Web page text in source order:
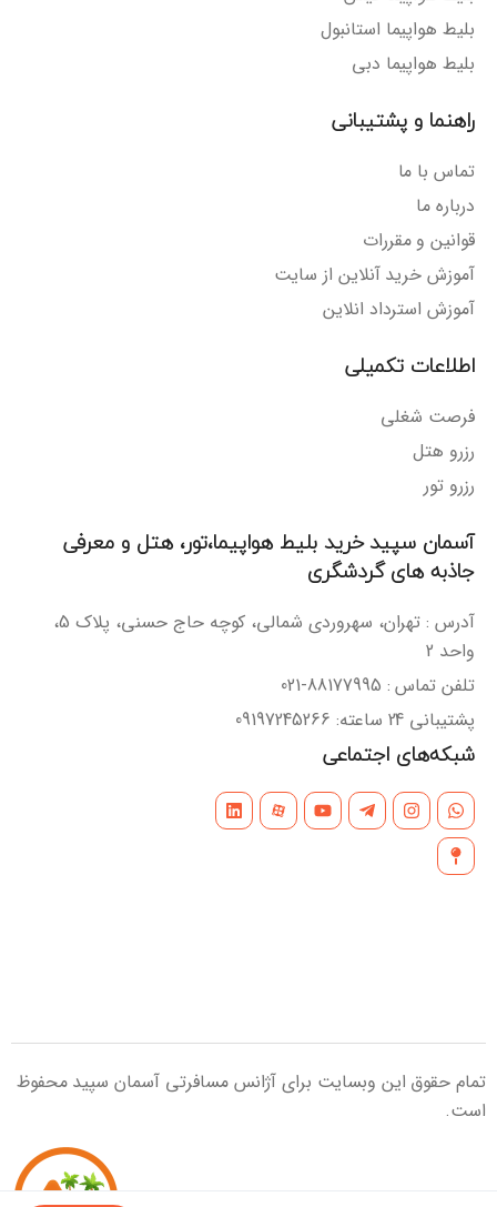
بلیط هواپیما استانبول
بلیط هواپیما دبی
راهنما و پشتیبانی
تماس با ما
درباره ما
قوانین و مقررات
آموزش خرید آنلاین از سایت
آموزش استرداد انلاین
اطلاعات تکمیلی
فرصت شغلی
رزرو هتل
رزرو تور
آسمان سپید خرید بلیط هواپیما،تور، هتل و معرفی
جاذبه های گردشگری
آدرس : تهران، سهروردی شمالی، کوچه حاج حسنی، پلاک 5،
واحد 2
تلفن تماس : 88177995-021
پشتیبانی 24 ساعته: 09197245266
شبکه‌های اجتماعی
تمام حقوق این وبسایت برای آژانس مسافرتی آسمان سپید محفوظ
است.